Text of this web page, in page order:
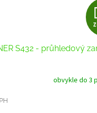
S432 - průhledový
obvykle do 3